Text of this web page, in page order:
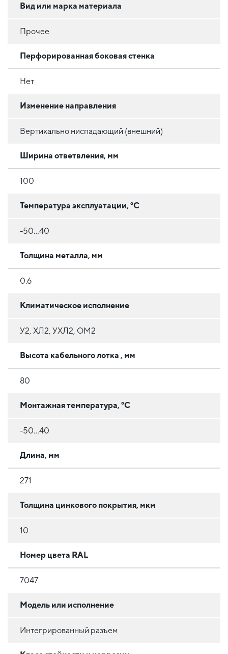
Вид или марка материала
Прочее
Перфорированная боковая стенка
Нет
Изменение направления
Вертикально ниспадающий (внешний)
Ширина ответвления, мм
100
Температура эксплуатации, °C
-50...40
Толщина металла, мм
0.6
Климатическое исполнение
У2, ХЛ2, УХЛ2, ОМ2
Высота кабельного лотка , мм
80
Монтажная температура, °C
-50...40
Длина, мм
271
Толщина цинкового покрытия, мкм
10
Номер цвета RAL
7047
Модель или исполнение
Интегрированный разъем